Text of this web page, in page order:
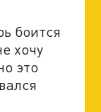
боится
хочу
это